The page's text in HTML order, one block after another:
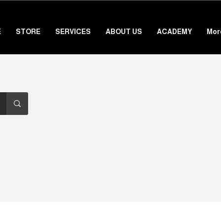
STORE SERVICES ABOUT US ACADEMY